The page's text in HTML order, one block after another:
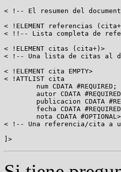
< !-- El resumen del
< !ELEMENT referencias
< !!-- Lista completa de
< !ELEMENT citas (cita+)>
< !-- Una lista de citas al
< !ELEMENT cita EMPTY>
< !ATTLIST cita
        nota CDATA #OPTIONAL>
< !-- Una referencia/cita a